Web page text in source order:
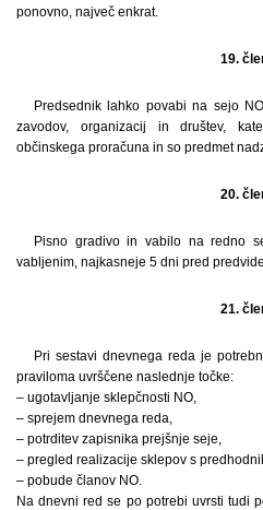
ponovno, največ enkrat.
19.
Predsednik lahko povabi na sejo
zavodov, organizacij in društev,
občinskega proračuna in so predmet
20.
Pisno gradivo in vabilo na redno
vabljenim, najkasneje 5 dni pred
21.
Pri sestavi dnevnega reda je
praviloma uvrščene naslednje točke:
– ugotavljanje sklepčnosti NO,
– sprejem dnevnega reda,
– potrditev zapisnika prejšnje seje,
– pregled realizacije sklepov s
– pobude članov NO.
Na dnevni red se po potrebi uvrsti tudi